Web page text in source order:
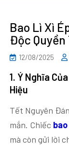
Bao Lì Xì
Độc
12/08/2025
1. Ý Nghĩa
Hiệu
Tết Nguyên
mắn. Chiếc
mà còn gửi lời